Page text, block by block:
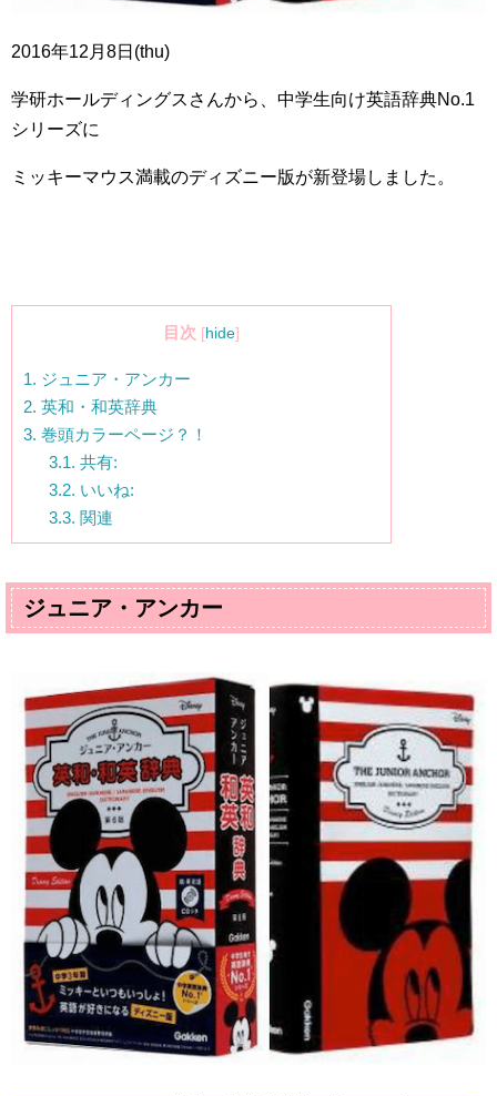
2016年12 月 8日(thu)
学研ホールディングスさんから、中学生向け英語辞典No.1
シリーズに
ミッキーマウス満載のディズニー版が新登場しました。
目次 [hide]
1. ジュニア・アンカー
2. 英和・和英辞典
3. 巻頭カラーページ？！
3.1. 共有:
3.2. いいね:
3.3. 関連
ジュニア・アンカー